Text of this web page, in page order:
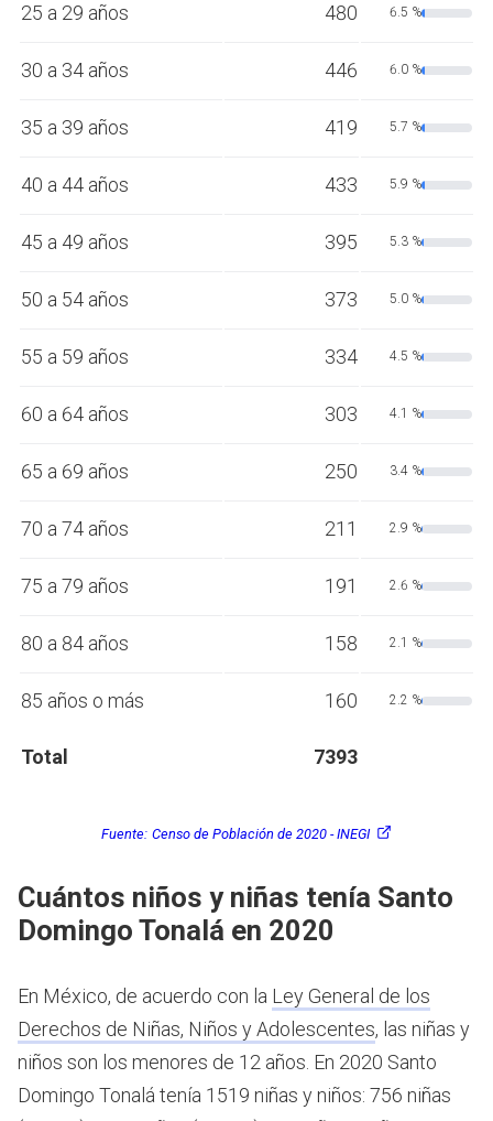
25 a 29 años 480 6.5 %
30 a 34 años 446 6.0 %
35 a 39 años 419 5.7 %
40 a 44 años 433 5.9 %
45 a 49 años 395 5.3 %
50 a 54 años 373 5.0 %
55 a 59 años 334 4.5 %
60 a 64 años 303 4.1 %
65 a 69 años 250 3.4 %
70 a 74 años 211 2.9 %
75 a 79 años 191 2.6 %
80 a 84 años 158 2.1 %
85 años o más 160 2.2 %
Total 7393
Fuente: Censo de Población de 2020 - INEGI
Cuántos niños y niñas tenía Santo
Domingo Tonalá en 2020
En México, de acuerdo con la Ley General de los
Derechos de Niñas, Niños y Adolescentes, las niñas y
niños son los menores de 12 años. En 2020 Santo
Domingo Tonalá tenía 1519 niñas y niños: 756 niñas